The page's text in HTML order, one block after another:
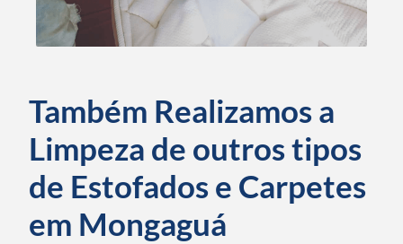
Também Realizamos a
Limpeza de outros tipos
de Estofados e Carpetes
em Mongaguá